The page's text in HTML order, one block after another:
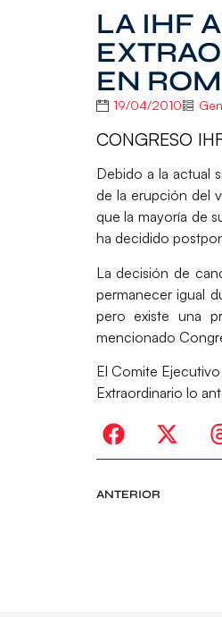
LA IHF
EN
19/04/2010
CONGRESO
Debido a la actual
de la erupción del
que la mayoría de
ha decidido
La decisión de
permanecer igual
pero existe una
mencionado
El Comite
Extraordinario lo
ANTERIOR